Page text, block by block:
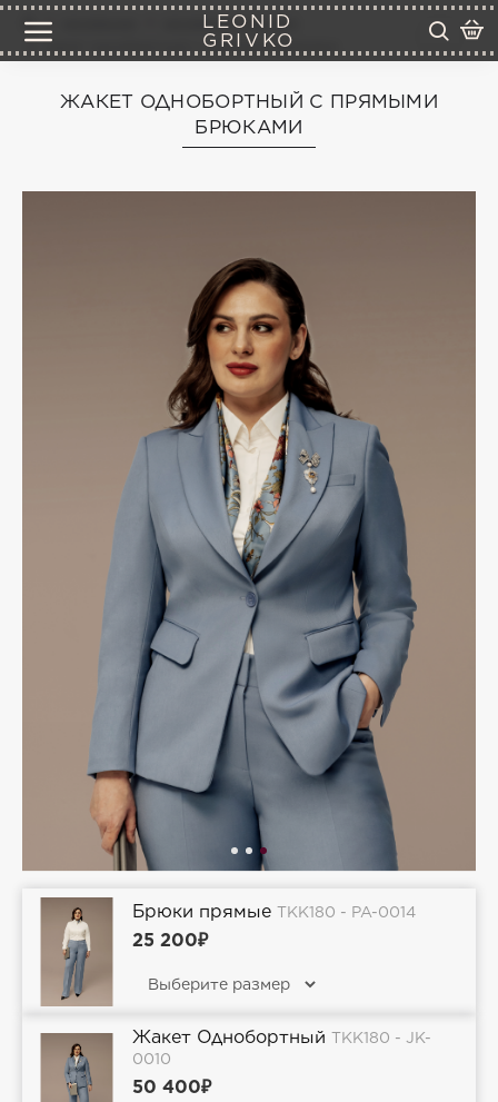
LEONID
GRIVKO
коллекция plus size
жакет однобортный с прямыми брюками
ЖАКЕТ ОДНОБОРТНЫЙ С ПРЯМЫМИ
БРЮКАМИ
Брюки прямые TKK180 - PA-0014
25 200₽
Жакет Однобортный TKK180 - JK-
0010
50 400₽